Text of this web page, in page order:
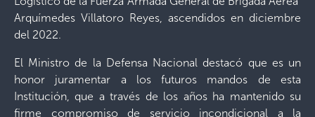
Arquímedes Villatoro Reyes, ascendidos en diciembre
del 2022.
El Ministro de la Defensa Nacional destacó que es un
honor juramentar a los futuros mandos de esta
Institución, que a través de los años ha mantenido su
firme compromiso de servicio incondicional a la